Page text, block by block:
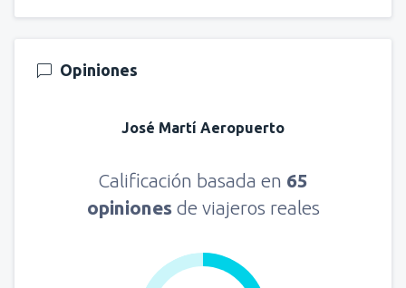
Opiniones
José Martí Aeropuerto
Calificación basada en 65
opiniones de viajeros reales